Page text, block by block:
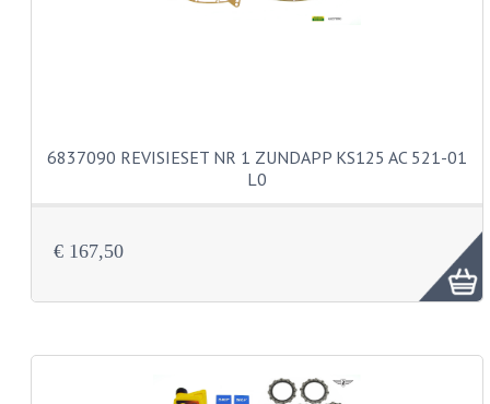
KETTINGKASTEN
ASSEN EN BUSSEN
6837090 REVISIESET NR 1 ZUNDAPP KS125 AC 521-01
L0
€ 167,50